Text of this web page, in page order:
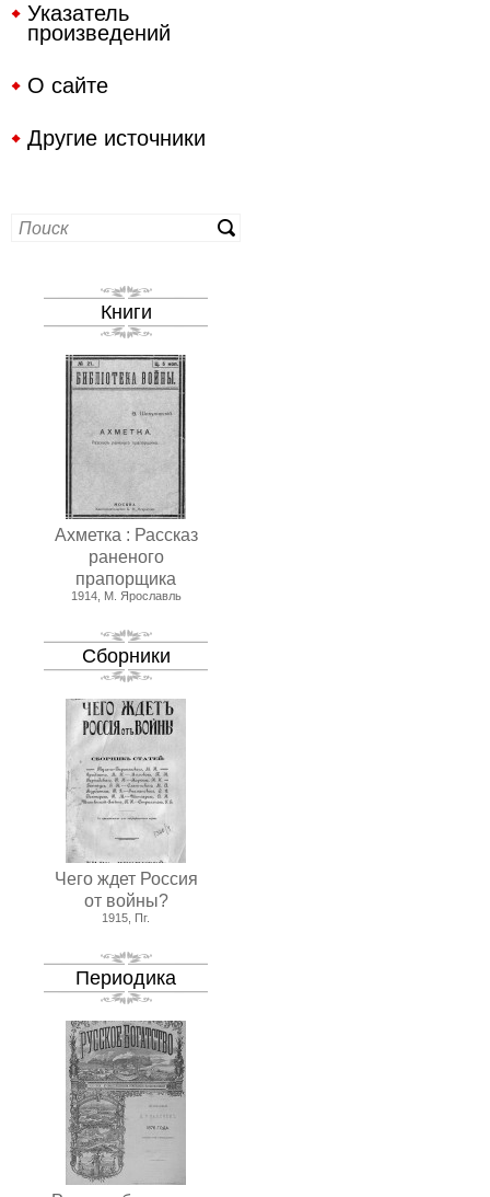
Указатель
произведений
О сайте
Другие источники
Книги
Ахметка : Рассказ
раненого
прапорщика
1914, М. Ярославль
Сборники
Чего ждет Россия
от войны?
1915, Пг.
Периодика